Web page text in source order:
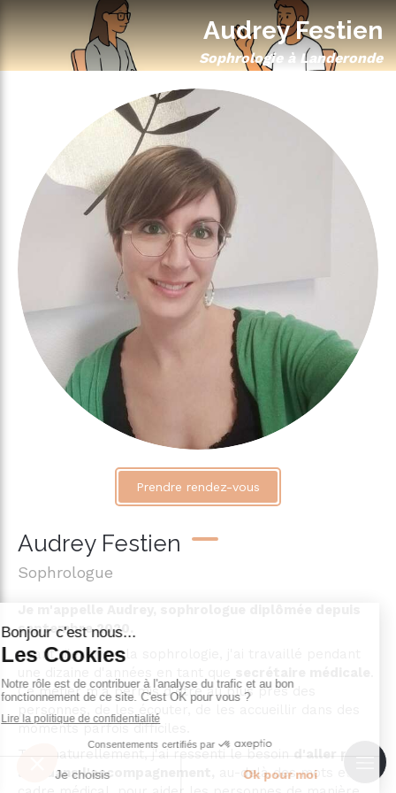
Audrey Festien
Sophrologie à Landeronde
Prendre rendez-vous
Audrey Festien
Sophrologue
septembre 2020.
Avant d'exercer la sophrologie, j'ai travaillé pendant
Ce métier m'a permis d'être au plus près des
personnes, de les écouter, de les accueillir dans des
moments parfois difficiles.
Très naturellement, j'ai ressenti le besoin d'aller plus
loin dans l'accompagnement,
au-delà des mots et du